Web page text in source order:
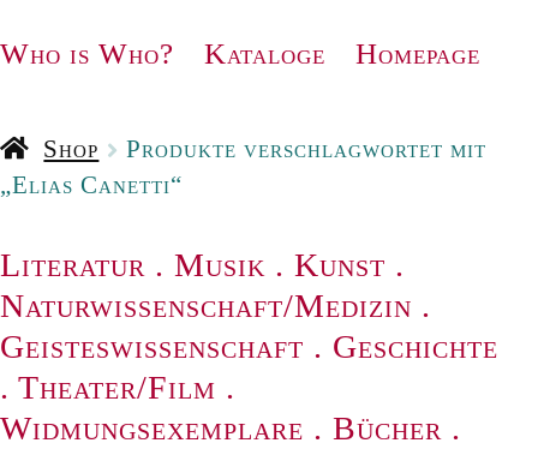
Who is Who? Kataloge Homepage
Shop
Produkte verschlagwortet mit
„Elias Canetti“
Literatur . Musik . Kunst .
Naturwissenschaft/Medizin .
Geisteswissenschaft . Geschichte
. Theater/Film .
Widmungsexemplare . Bücher .